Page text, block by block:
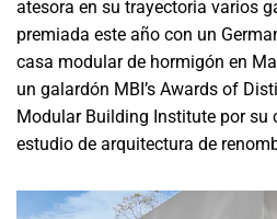
atesora en su trayectoria varios
premiada este año con un
casa modular de hormigón en
un galardón MBI’s Awards of
Modular Building Institute por su
estudio de arquitectura de